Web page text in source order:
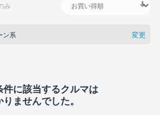
み
ン系 変更
件に該当するクルマは
りませんでした。